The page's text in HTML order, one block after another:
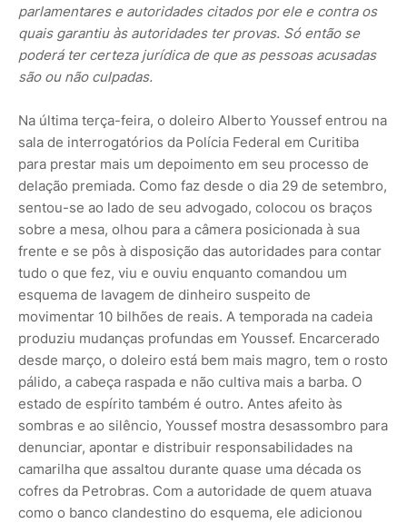
parlamentares e autoridades citados por ele e contra os
quais garantiu às autoridades ter provas. Só então se
poderá ter certeza jurídica de que as pessoas acusadas
são ou não culpadas.
Na última terça-feira, o doleiro Alberto Youssef entrou na
sala de interrogatórios da Polícia Federal em Curitiba
para prestar mais um depoimento em seu processo de
delação premiada. Como faz desde o dia 29 de setembro,
sentou-se ao lado de seu advogado, colocou os braços
sobre a mesa, olhou para a câmera posicionada à sua
frente e se pôs à disposição das autoridades para contar
tudo o que fez, viu e ouviu enquanto comandou um
esquema de lavagem de dinheiro suspeito de
movimentar 10 bilhões de reais. A temporada na cadeia
produziu mudanças profundas em Youssef. Encarcerado
des­de março, o doleiro está bem mais magro, tem o rosto
pálido, a cabeça raspada e não cultiva mais a barba. O
estado de espírito também é outro. Antes afeito às
sombras e ao silêncio, Youssef mostra desassombro para
denunciar, apontar e distribuir responsabilidades na
camarilha que assaltou durante quase uma década os
cofres da Petrobras. Com a autoridade de quem atuava
como o banco clandestino do esquema, ele adicionou